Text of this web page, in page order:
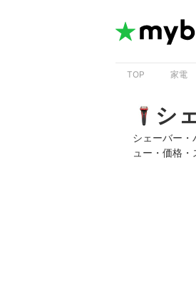
TOP 家電
シ
シェーバー
ュー・価格・